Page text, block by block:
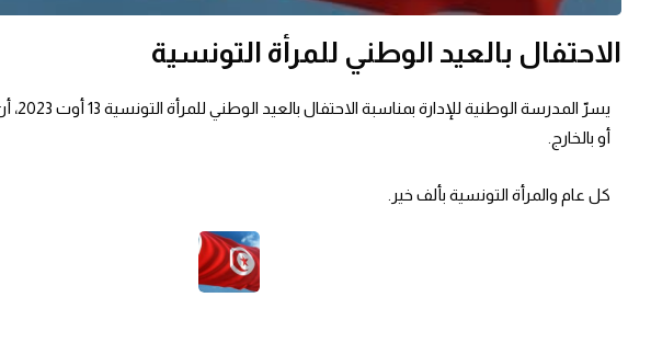
الاحتفال بالعيد الوطني للمرأة التونسية
أو بالخارج.
كل عام والمرأة التونسية بألف خير.